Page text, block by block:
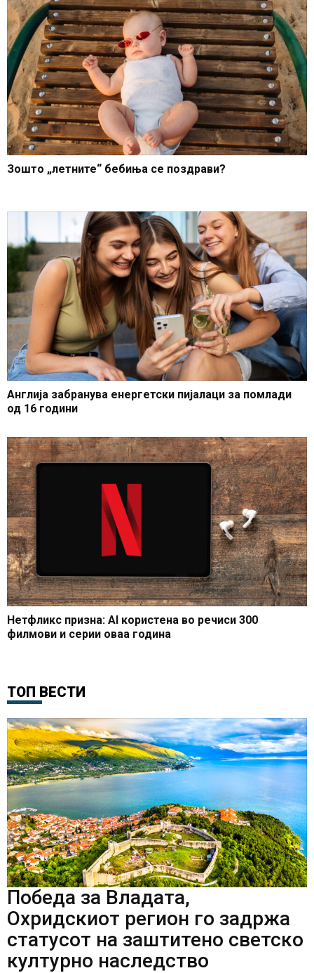
Зошто „летните“ бебиња се поздрави?
Англија забранува енергетски пијалаци за помлади
од 16 години
Нетфликс призна: AI користена во речиси 300
филмови и серии оваа година
ТОП ВЕСТИ
Победа за Владата,
Охридскиот регион го задржа
статусот на заштитено светско
културно наследство